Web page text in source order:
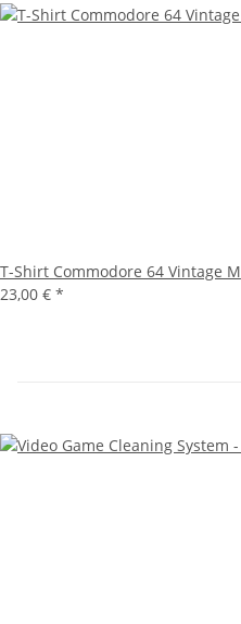
T-Shirt Commodore 64 Vintage M
23,00 € *